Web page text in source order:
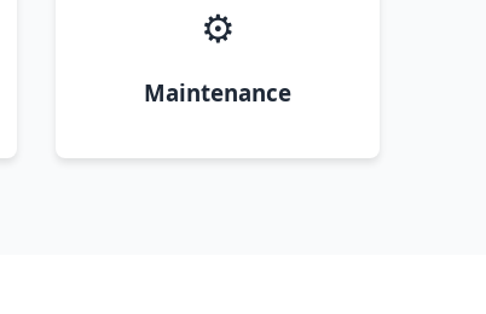
⚙️
Maintenance